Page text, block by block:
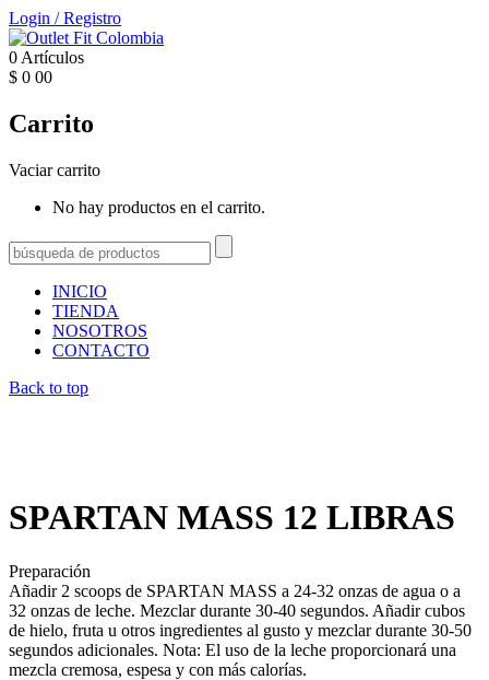
Login /Registro
0 Artículos
$ 0 00
Carrito
Vaciar carrito
No hay productos en el carrito.
INICIO
TIENDA
NOSOTROS
CONTACTO
Back to top
SPARTAN MASS 12 LIBRAS
Preparación
Añadir 2 scoops de SPARTAN MASS a 24-32 onzas de agua o a
32 onzas de leche. Mezclar durante 30-40 segundos. Añadir cubos
de hielo, fruta u otros ingredientes al gusto y mezclar durante 30-50
segundos adicionales. Nota: El uso de la leche proporcionará una
mezcla cremosa, espesa y con más calorías.